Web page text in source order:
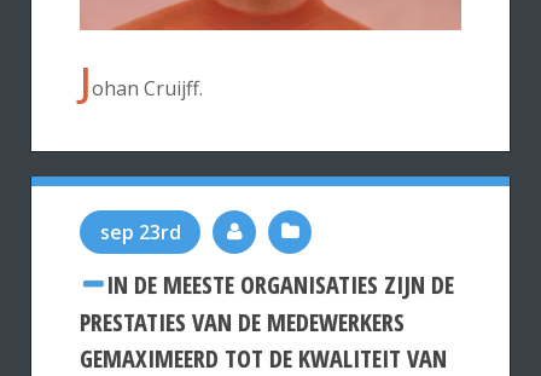
Johan Cruijff.
sep 23rd
IN DE MEESTE ORGANISATIES ZIJN DE
PRESTATIES VAN DE MEDEWERKERS
GEMAXIMEERD TOT DE KWALITEIT VAN